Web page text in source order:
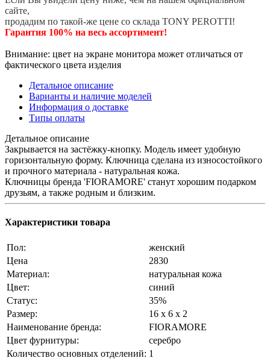
сайте,
продадим по такой-же цене со склада TONY PEROTTI!
Гарантия 100% на весь ассортимент!
Внимание: цвет на экране монитора может отличаться от
фактического цвета изделия
Детальное описание
Варианты и наличие моделей
Информация о доставке
Типы оплаты
Детальное описание
Закрывается на застёжку-кнопку. Модель имеет удобную
горизонтальную форму. Ключница сделана из износостойкого
и прочного материала - натуральная кожа.
Ключницы бренда 'FIORAMORE' станут хорошим подарком
друзьям, а также родным и близким.
Характеристики товара
Пол:
женский
Цена
2830
Материал:
натуральная кожа
Цвет:
синий
Статус:
35%
Размер:
16 х 6 х 2
Наименование бренда:
FIORAMORE
Цвет фурнитуры:
серебро
Количество основных отделений: 1
❄